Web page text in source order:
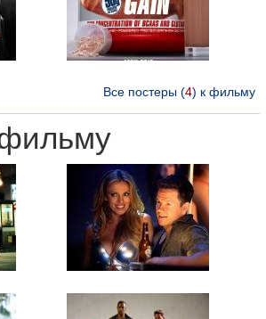
Все постеры (4) к фильму